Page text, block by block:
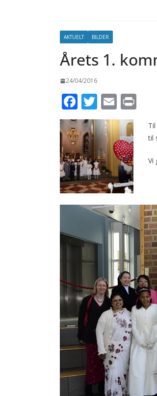
AKTUELT BILDER
Årets 1.
24/04/2016
F
ac
e
b
o
o
k
T
w
itt
er
E
m
ai
l
til
Vi